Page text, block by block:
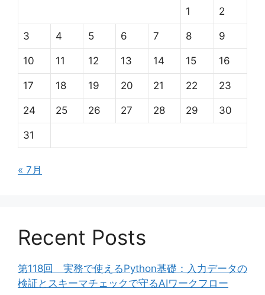
1 2
3 4 5 6 7 8 9
10 11 12 13 14 15 16
17 18 19 20 21 22 23
24 25 26 27 28 29 30
31
« 7月
Recent Posts
第118回 実務で使えるPython基礎：入力データの
検証とスキーマチェックで守るAIワークフロー